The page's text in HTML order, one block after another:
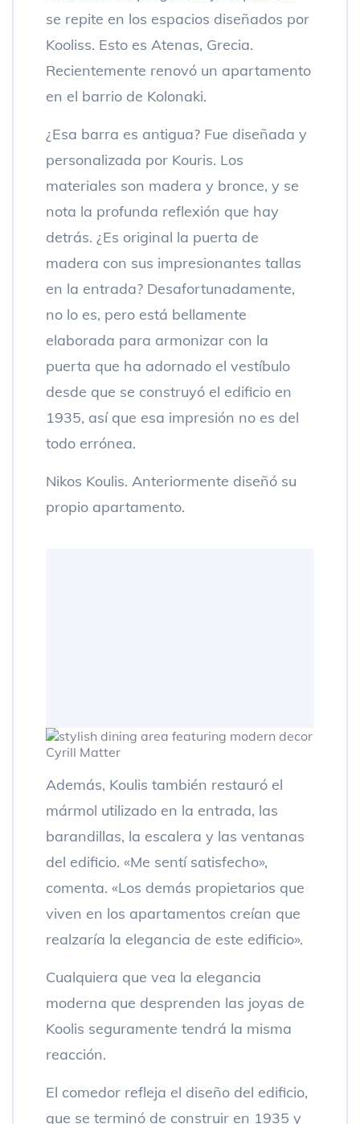
se repite en los espacios diseñados por
Kooliss. Esto es Atenas, Grecia.
Recientemente renovó un apartamento
en el barrio de Kolonaki.
¿Esa barra es antigua? Fue diseñada y
personalizada por Kouris. Los
materiales son madera y bronce, y se
nota la profunda reflexión que hay
detrás. ¿Es original la puerta de
madera con sus impresionantes tallas
en la entrada? Desafortunadamente,
no lo es, pero está bellamente
elaborada para armonizar con la
puerta que ha adornado el vestíbulo
desde que se construyó el edificio en
1935, así que esa impresión no es del
todo errónea.
Nikos Koulis. Anteriormente diseñó su
propio apartamento.
Cyrill Matter
Además, Koulis también restauró el
mármol utilizado en la entrada, las
barandillas, la escalera y las ventanas
del edificio. «Me sentí satisfecho»,
comenta. «Los demás propietarios que
viven en los apartamentos creían que
realzaría la elegancia de este edificio».
Cualquiera que vea la elegancia
moderna que desprenden las joyas de
Koolis seguramente tendrá la misma
reacción.
El comedor refleja el diseño del edificio,
que se terminó de construir en 1935 y